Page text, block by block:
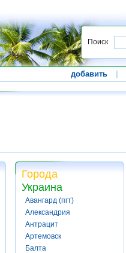
Поиск
добавить
Города
Украина
Авангард (пгт)
Александрия
Антрацит
Артемовск
Балта